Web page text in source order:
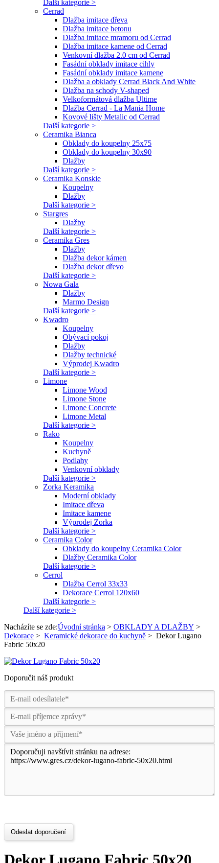
Další kategorie >
Cerrad
Dlažba imitace dřeva
Dlažba imitace betonu
Dlažba imitace mramoru od Cerrad
Dlažba imitace kamene od Cerrad
Venkovní dlažba 2.0 cm od Cerrad
Fasádní obklady imitace cihly
Fasádní obklady imitace kamene
Dlažba a obklady Cerrad Black And White
Dlažba na schody V-shaped
Velkoformátová dlažba Ultime
Dlažba Cerrad - La Mania Home
Kovové lišty Metalic od Cerrad
Další kategorie >
Ceramika Bianca
Obklady do koupelny 25x75
Obklady do koupelny 30x90
Dlažby
Další kategorie >
Ceramika Konskie
Koupelny
Dlažby
Další kategorie >
Stargres
Dlažby
Další kategorie >
Ceramika Gres
Dlažby
Dlažba dekor kámen
Dlažba dekor dřevo
Další kategorie >
Nowa Gala
Dlažby
Marmo Design
Další kategorie >
Kwadro
Koupelny
Obývací pokoj
Dlažby
Dlažby technické
Výprodej Kwadro
Další kategorie >
Limone
Limone Wood
Limone Stone
Limone Concrete
Limone Metal
Další kategorie >
Rako
Koupelny
Kuchyně
Podlahy
Venkovní obklady
Další kategorie >
Zorka Keramika
Moderní obklady
Imitace dřeva
Imitace kamene
Výprodej Zorka
Další kategorie >
Ceramika Color
Obklady do koupelny Ceramika Color
Dlažby Ceramika Color
Další kategorie >
Cerrol
Dlažba Cerrol 33x33
Dekorace Cerrol 120x60
Další kategorie >
Další kategorie >
Nacházíte se zde:Úvodní stránka > OBKLADY A DLAŽBY >
Dekorace > Keramické dekorace do kuchyně > Dekor Lugano
Fabric 50x20
Doporučit náš produkt
Odeslat doporučení